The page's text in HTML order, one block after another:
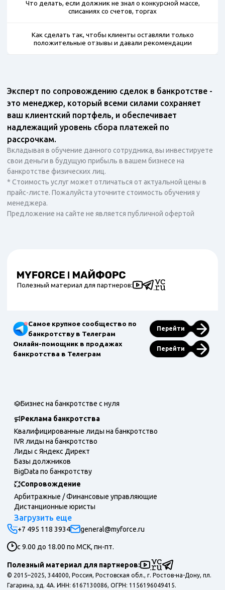
Что делать, если должник не знал о конкурсной массе,
списаниях со счетов, торгах
Как сделать так, чтобы клиенты оставляли только
положительные отзывы и давали рекомендации
Эксперт по сопровождению сделок в банкротстве -
это менеджер, который всеми силами сохраняет
ваш клиентский портфель, и обеспечивает
надлежащий уровень сбора платежей по
рассрочкам.
Вкладывая в обучение данного сотрудника, вы инвестируете
свои деньги в будущую прибыль в вашем бизнесе на
банкротстве физических лиц.
* Стоимость услуг может отличаться от актуальной цены в
прайс-листе. Пожалуйста уточните стоимость обучения у
менеджера.
Предложение на сайте не является публичной офертой
Полезный материал для партнеров:
Самое крупное сообщество по
банкротству в Телеграм
Перейти
Онлайн-помощник в продажах
банкротства в Телеграм
Перейти
Бизнес на банкротстве с нуля
Реклама банкротства
Квалифицированные лиды на банкротство
IVR лиды на банкротство
Лиды с Яндекс Директ
Базы должников
BigData по банкротству
Сопровождение
Арбитражные / Финансовые управляющие
Дистанционные юристы
Загрузить еще
+7 495 118 3934 general@myforce.ru
с 9.00 до 18.00 по МСК, пн-пт.
Полезный материал для партнеров:
© 2015–2025, 344000, Россия, Ростовская обл., г. Ростов-на-Дону, пл.
Гагарина, зд. 4А. ИНН: 6167130086, ОГРН: 1156196049415.